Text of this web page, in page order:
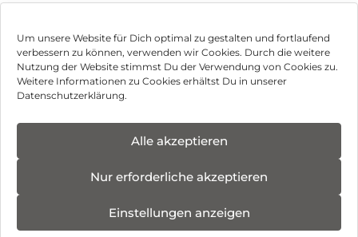
Um unsere Website für Dich optimal zu gestalten und fortlaufend
verbessern zu können, verwenden wir Cookies. Durch die weitere
Nutzung der Website stimmst Du der Verwendung von Cookies zu.
Weitere Informationen zu Cookies erhältst Du in unserer
Datenschutzerklärung.
Alle akzeptieren
Nur erforderliche akzeptieren
Einstellungen anzeigen
Impressum
Hinweis zur Batterieentsorgung
Newsletter